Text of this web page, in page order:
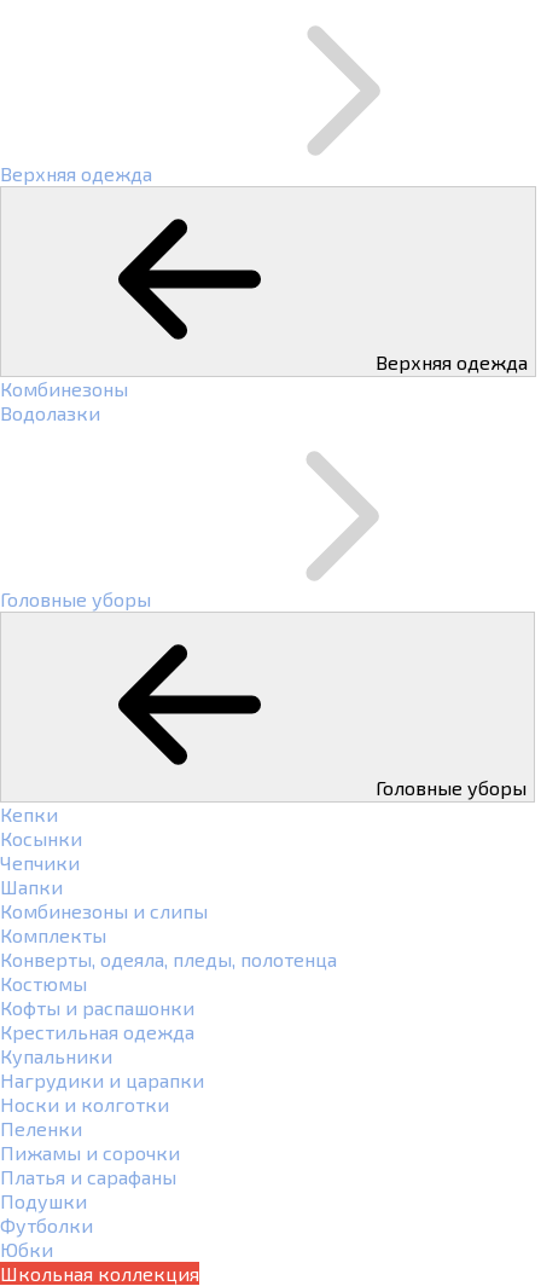
Верхняя одежда
Верхняя одежда
Комбинезоны
Водолазки
Головные уборы
Головные уборы
Кепки
Косынки
Чепчики
Шапки
Комбинезоны и слипы
Комплекты
Конверты, одеяла, пледы, полотенца
Костюмы
Кофты и распашонки
Крестильная одежда
Купальники
Нагрудики и царапки
Носки и колготки
Пеленки
Пижамы и сорочки
Платья и сарафаны
Подушки
Футболки
Юбки
Школьная коллекция